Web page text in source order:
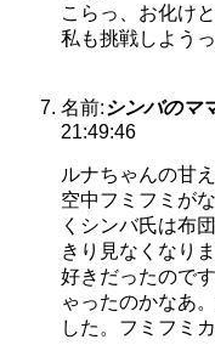
こらっ、お化け
私も挑戦しよう
名前: シンバのマ
21:49:46
ルナちゃんの甘
空中フミフミが
くシンバ氏は布
きり見なくなり
好きだったので
ゃったのかなあ
した。フミフミ